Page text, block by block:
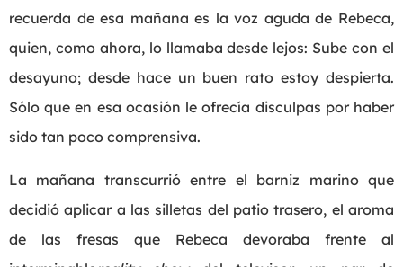
recuerda de esa mañana es la voz aguda de Rebeca,
quien, como ahora, lo llamaba desde lejos: Sube con el
desayuno; desde hace un buen rato estoy despierta.
Sólo que en esa ocasión le ofrecía disculpas por haber
sido tan poco comprensiva.
La mañana transcurrió entre el barniz marino que
decidió aplicar a las silletas del patio trasero, el aroma
de las fresas que Rebeca devoraba frente al